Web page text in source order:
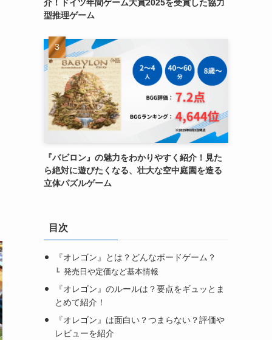
介！ドイツ年間ゲーム大賞2025を受賞した協力
型推理ゲーム
『バビロン』の魅力をわかりやすく紹介！見た
ら絶対に遊びたくなる、壮大な空中庭園を造る
立体パズルゲーム
目次
『オレゴン』とは？どんなボードゲーム？
発売日や定価など基本情報
『オレゴン』のルールは？要点をギュッとま
とめて紹介！
『オレゴン』は面白い？つまらない？評価や
レビューを紹介